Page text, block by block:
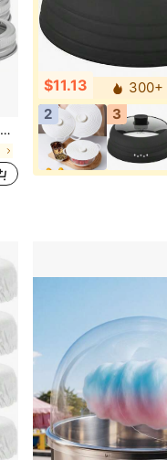
$11.13
300+
2
3